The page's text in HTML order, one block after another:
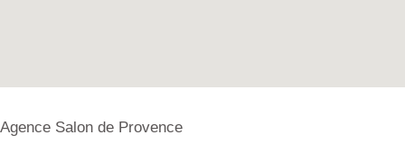
Agence Salon de Provence